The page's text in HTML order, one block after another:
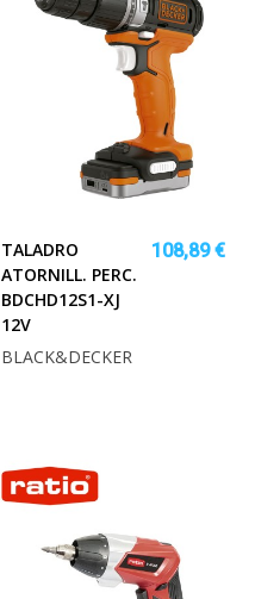
TALADRO
ATORNILL. PERC.
BDCHD12S1-XJ
12V
108,89 €
BLACK&DECKER